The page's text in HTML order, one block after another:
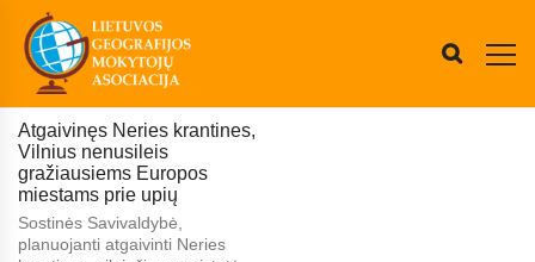
Atgaivinęs Neries krantines,
Vilnius nenusileis
gražiausiems Europos
miestams prie upių
Sostinės Savivaldybė,
planuojanti atgaivinti Neries